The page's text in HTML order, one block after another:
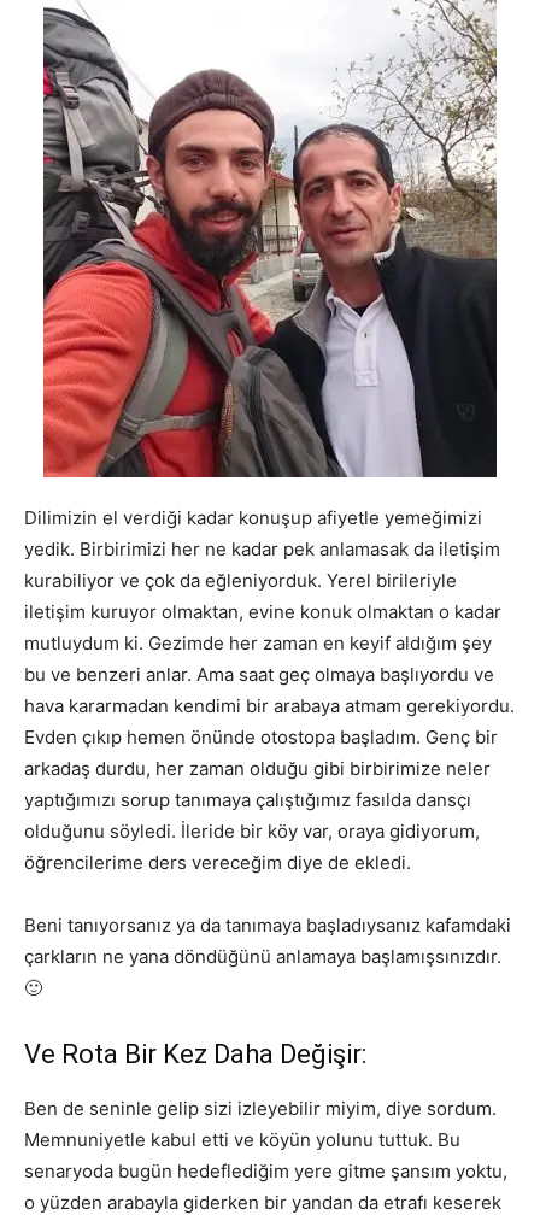
Dilimizin el verdiği kadar konuşup afiyetle yemeğimizi
yedik. Birbirimizi her ne kadar pek anlamasak da iletişim
kurabiliyor ve çok da eğleniyorduk. Yerel birileriyle
iletişim kuruyor olmaktan, evine konuk olmaktan o kadar
mutluydum ki. Gezimde her zaman en keyif aldığım şey
bu ve benzeri anlar. Ama saat geç olmaya başlıyordu ve
hava kararmadan kendimi bir arabaya atmam gerekiyordu.
Evden çıkıp hemen önünde otostopa başladım. Genç bir
arkadaş durdu, her zaman olduğu gibi birbirimize neler
yaptığımızı sorup tanımaya çalıştığımız fasılda dansçı
olduğunu söyledi. İleride bir köy var, oraya gidiyorum,
öğrencilerime ders vereceğim diye de ekledi.
Beni tanıyorsanız ya da tanımaya başladıysanız kafamdaki
çarkların ne yana döndüğünü anlamaya başlamışsınızdır.
🙂
Ve Rota Bir Kez Daha Değişir:
Ben de seninle gelip sizi izleyebilir miyim, diye sordum.
Memnuniyetle kabul etti ve köyün yolunu tuttuk. Bu
senaryoda bugün hedeflediğim yere gitme şansım yoktu,
o yüzden arabayla giderken bir yandan da etrafı keserek